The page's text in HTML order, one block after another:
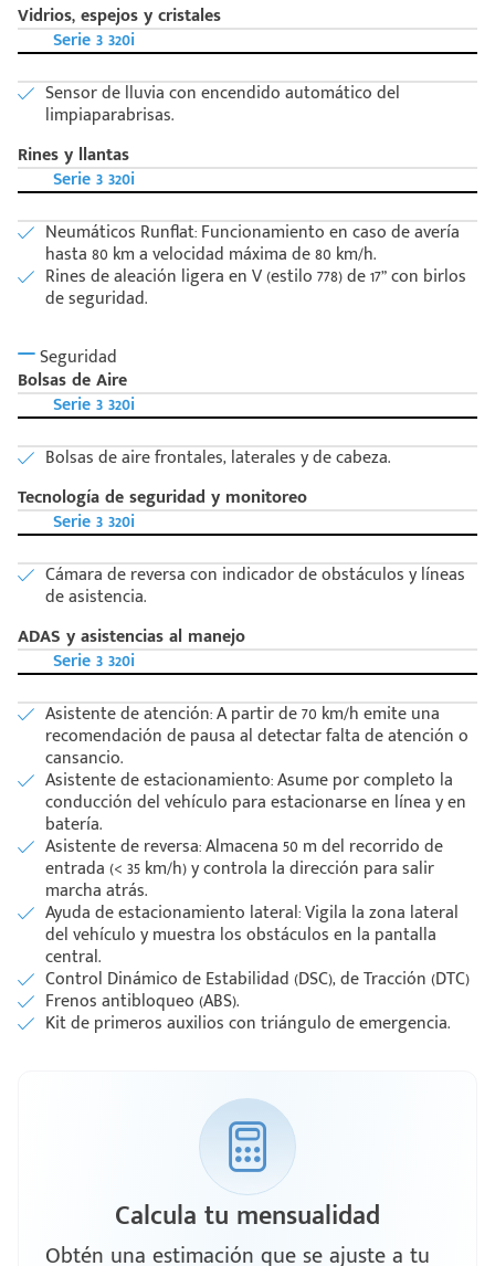
Vidrios, espejos y cristales
Serie 3 320i
Sensor de lluvia con encendido automático del
limpiaparabrisas.
Rines y llantas
Serie 3 320i
Neumáticos Runflat: Funcionamiento en caso de avería
hasta 80 km a velocidad máxima de 80 km/h.
Rines de aleación ligera en V (estilo 778) de 17” con birlos
de seguridad.
Seguridad
Bolsas de Aire
Serie 3 320i
Bolsas de aire frontales, laterales y de cabeza.
Tecnología de seguridad y monitoreo
Serie 3 320i
Cámara de reversa con indicador de obstáculos y líneas
de asistencia.
ADAS y asistencias al manejo
Serie 3 320i
Asistente de atención: A partir de 70 km/h emite una
recomendación de pausa al detectar falta de atención o
cansancio.
Asistente de estacionamiento: Asume por completo la
conducción del vehículo para estacionarse en línea y en
batería.
Asistente de reversa: Almacena 50 m del recorrido de
entrada (< 35 km/h) y controla la dirección para salir
marcha atrás.
Ayuda de estacionamiento lateral: Vigila la zona lateral
del vehículo y muestra los obstáculos en la pantalla
central.
Control Dinámico de Estabilidad (DSC), de Tracción (DTC)
Frenos antibloqueo (ABS).
Kit de primeros auxilios con triángulo de emergencia.
Calcula tu mensualidad
Obtén una estimación que se ajuste a tu